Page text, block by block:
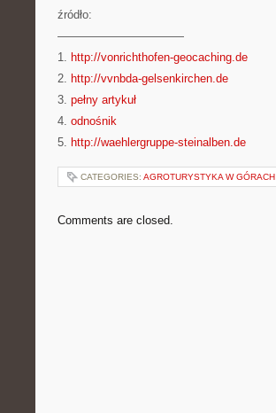
źródło:
———————————
1. http://vonrichthofen-geocaching.de
2. http://vvnbda-gelsenkirchen.de
3. pełny artykuł
4. odnośnik
5. http://waehlergruppe-steinalben.de
CATEGORIES: AGROTURYSTYKA W GÓRACH
Comments are closed.